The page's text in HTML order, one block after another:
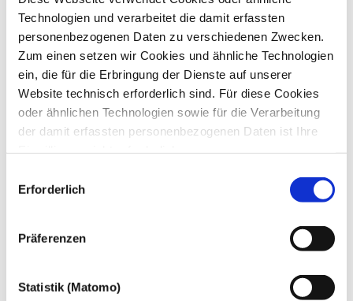
Technologien und verarbeitet die damit erfassten
personenbezogenen Daten zu verschiedenen Zwecken.
Zum einen setzen wir Cookies und ähnliche Technologien
ein, die für die Erbringung der Dienste auf unserer
Website technisch erforderlich sind. Für diese Cookies
oder ähnlichen Technologien sowie für die Verarbeitung
der damit erfassten personenbezogenen Daten ist Ihre
mit Ihrer ausdrücklichen Einwilligung einsetzen und die
Erforderlich
Präferenzen
Statistik (Matomo)
PLZ*
Ort*
Telefon*
E-Mail*
Wie sind Sie auf die dhpg aufmerksam geworden?*
Bitte wählen Sie mindestens eine Anlage aus.
Anlage 1
Datei auswählen